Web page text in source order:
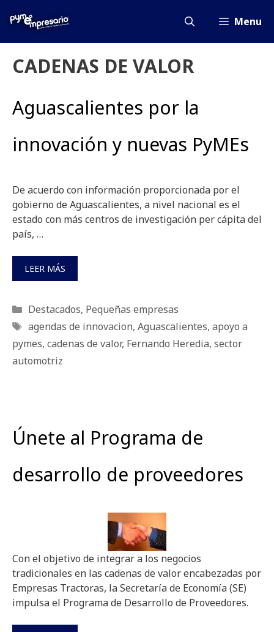
Menu
CADENAS DE VALOR
Aguascalientes por la
innovación y nuevas PyMEs
De acuerdo con información proporcionada por el
gobierno de Aguascalientes, a nivel nacional es el
estado con más centros de investigación per cápita del
país, …
LEER MÁS
Categorías
Destacados, Pequeñas empresas
Etiquetas
agendas de innovacion, Aguascalientes, apoyo a
pymes, cadenas de valor, Fernando Heredia, sector
automotriz
Únete al Programa de
desarrollo de proveedores
Con el objetivo de integrar a los negocios
tradicionales en las cadenas de valor encabezadas por
Empresas Tractoras, la Secretaría de Economía (SE)
impulsa el Programa de Desarrollo de Proveedores.